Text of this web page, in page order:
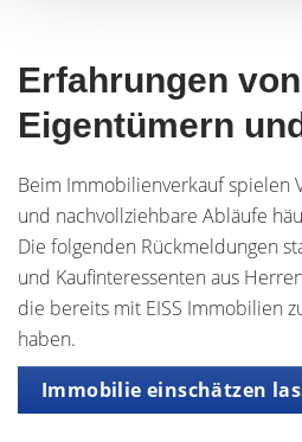
Erfahrungen von
Eigentümern
Beim Immobilienverkauf spielen
und nachvollziehbare Abläufe
Die folgenden Rückmeldungen
und Kaufinteressenten aus
die bereits mit EISS Immobilien
haben.
Immobilie einschätzen